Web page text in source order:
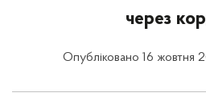
через
Опубліковано 16 жовтня